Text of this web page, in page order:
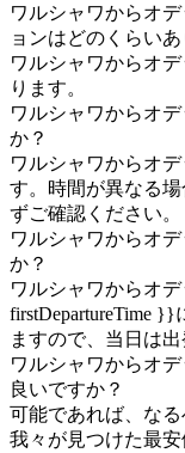
ワルシャワからオ
ョンはどのくらいあ
ワルシャワからオ
ります。
ワルシャワからオ
か？
ワルシャワからオ
す。時間が異なる
ずご確認ください。
ワルシャワからオ
か？
ワルシャワからオ
firstDepartureTime
ますので、当日は
ワルシャワからオ
良いですか？
可能であれば、な
我々が見つけた最